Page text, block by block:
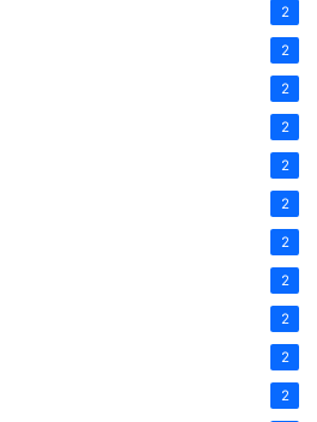
2
2
2
2
2
2
2
2
2
2
2